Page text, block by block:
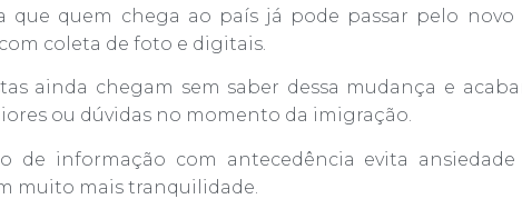
que quem chega ao país já pode passar pelo novo
coleta de foto e digitais.
ainda chegam sem saber dessa mudança e
ou dúvidas no momento da imigração.
de informação com antecedência evita
muito mais tranquilidade.